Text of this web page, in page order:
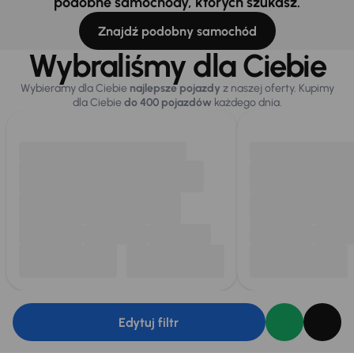
Znajdź podobny samochód
Wybraliśmy dla Ciebie
Wybieramy dla Ciebie najlepsze pojazdy z naszej oferty. Kupimy
dla Ciebiedo 400 pojazdówkażdego dnia.
Edytuj filtr